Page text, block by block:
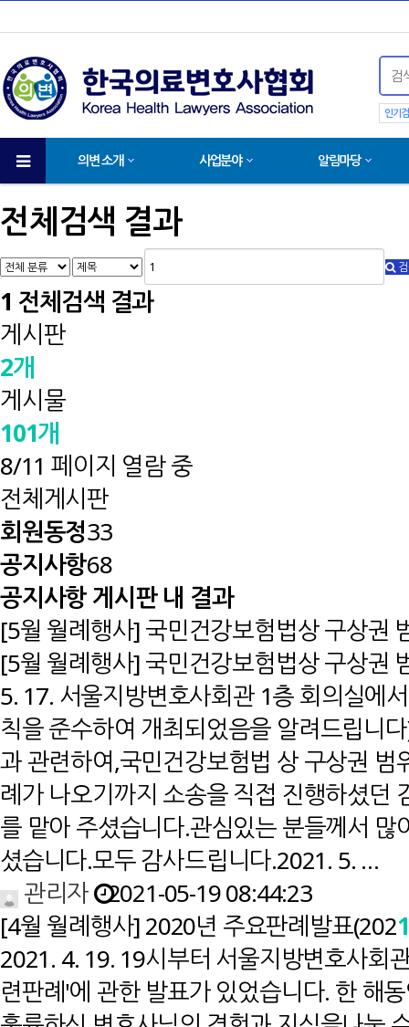
인기
의변 소개 사업분야 알림마당
전체검색 결과
1 전체검색 결과
게시판
2개
게시물
101개
8/11 페이지 열람 중
전체게시판
회원동정33
공지사항68
공지사항 게시판 내 결과
[5월 월례행사] 국민건강보험법상 구상권
[5월 월례행사] 국민건강보험법상 구상권
5. 17. 서울지방변호사회관 1층 회의실에
칙을 준수하여 개최되었음을 알려드립니
과 관련하여,국민건강보험법 상 구상권
례가 나오기까지 소송을 직접 진행하셨던
를 맡아 주셨습니다.관심있는 분들께서
셨습니다.모두 감사드립니다.2021. 5. …
관리자 2021-05-19 08:44:23
[4월 월례행사] 2020년 주요판례발표(2021
2021. 4. 19. 19시부터 서울지방변호사회
련판례'에 관한 발표가 있었습니다. 한 해